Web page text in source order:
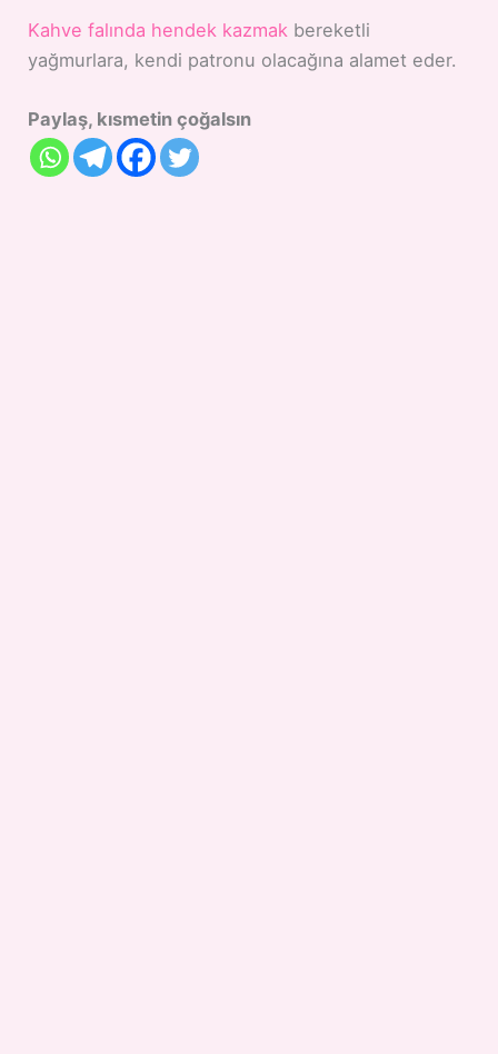
Kahve falında hendek kazmak bereketli
yağmurlara, kendi patronu olacağına alamet eder.
Paylaş, kısmetin çoğalsın